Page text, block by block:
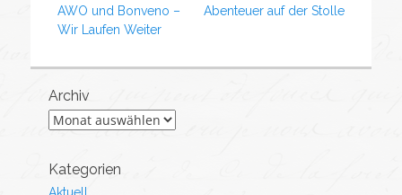
AWO und Bonveno –
Wir Laufen Weiter
Abenteuer auf der Stolle
Archiv
Kategorien
Aktuell